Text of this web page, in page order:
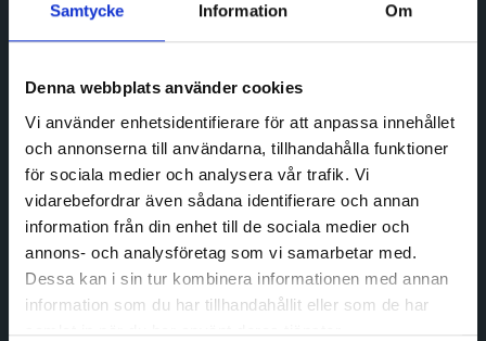
Samtycke Information Om
Denna webbplats använder cookies
Vi använder enhetsidentifierare för att anpassa innehållet
och annonserna till användarna, tillhandahålla funktioner
för sociala medier och analysera vår trafik. Vi
vidarebefordrar även sådana identifierare och annan
information från din enhet till de sociala medier och
annons- och analysföretag som vi samarbetar med.
Dessa kan i sin tur kombinera informationen med annan
information som du har tillhandahållit eller som de har
samlat in när du har använt deras tjänster.
logistik och vårt eget erbjudande.
VI VÄXER TILLSAMMANS
långsiktiga relationer och arbetar nära våra kunder för att
förstå utmaningar, hitta rätt lösning och snabbt kunna ställa
om när behoven förändras. Tillsammans skapar vi de bästa
flödena – och bygger för framtiden.
VÅR HISTORIA
SGA grundades 1990 i Kinna av Sven Gunnar Andersson, med
fokus på materialhantering för industrin. Under 2000-talet